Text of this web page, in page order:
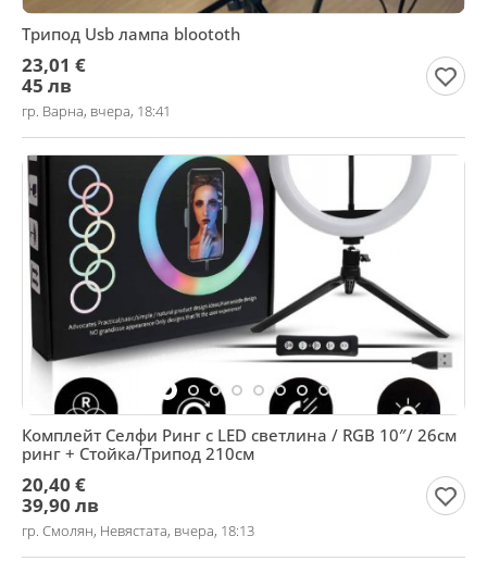
Трипод Usb лампа bloototh
23,01 €
45 лв
гр. Варна, вчера, 18:41
Комплейт Селфи Ринг с LED светлина / RGB 10″/ 26см
ринг + Стойка/Трипод 210см
20,40 €
39,90 лв
гр. Смолян, Невястата, вчера, 18:13